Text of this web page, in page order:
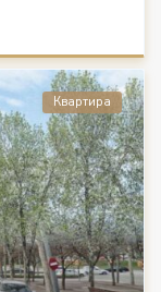
Квартира